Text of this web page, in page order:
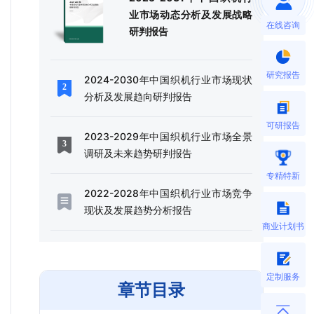
业市场动态分析及发展战略
研判报告
2024-2030年中国织机行业市场现状
分析及发展趋向研判报告
2023-2029年中国织机行业市场全景
调研及未来趋势研判报告
2022-2028年中国织机行业市场竞争
现状及发展趋势分析报告
章节目录
在线咨询
研究报告
可研报告
专精特新
商业计划书
定制服务